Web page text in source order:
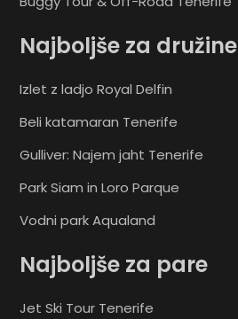
Najboljše za družine
Izlet z ladjo Royal Delfin
Beli katamaran Tenerife
Gulliver: Najem jaht Tenerife
Park Siam in Loro Parque
Vodni park Aqualand
Najboljše za pare
Jet Ski Tour Tenerife